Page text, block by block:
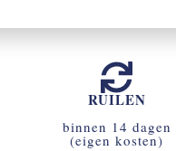
RUILEN
binnen 14 dagen
(eigen kosten)